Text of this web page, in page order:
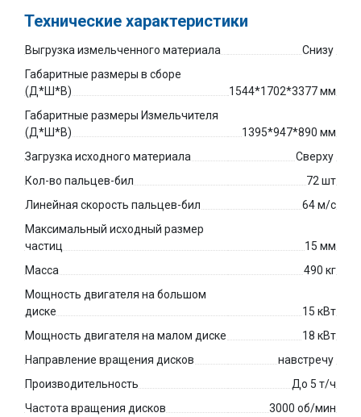
Технические характеристики
Выгрузка измельченного материала
Снизу
Габаритные размеры в сборе
(Д*Ш*В)
1544*1702*3377 мм
Габаритные размеры Измельчителя
(Д*Ш*В)
1395*947*890 мм
Загрузка исходного материала
Сверху
Кол-во пальцев-бил
72 шт
Линейная скорость пальцев-бил
64 м/с
Максимальный исходный размер
частиц
15 мм
Масса
490 кг
Мощность двигателя на большом
диске
15 кВт
Мощность двигателя на малом диске
18 кВт
Направление вращения дисков
навстречу
Производительность
До 5 т/ч
Частота вращения дисков
3000 об/мин